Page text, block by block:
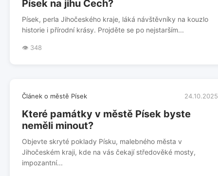
Písek na jihu Čech?
Písek, perla Jihočeského kraje, láká návštěvníky na kouzlo
historie i přírodní krásy. Projděte se po nejstarším...
👁️ 348
Článek o městě Písek 24.10.2025
Které památky v městě Písek byste
neměli minout?
Objevte skryté poklady Písku, malebného města v
Jihočeském kraji, kde na vás čekají středověké mosty,
impozantní...